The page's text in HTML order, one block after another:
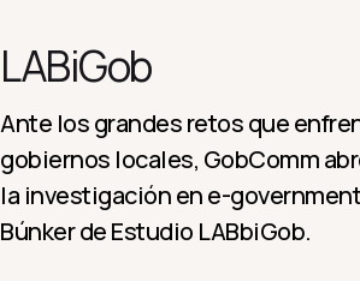
LABiGob
Ante los grandes retos que
gobiernos locales, GobComm
la investigación en e-
Búnker de Estudio LABbiGob.